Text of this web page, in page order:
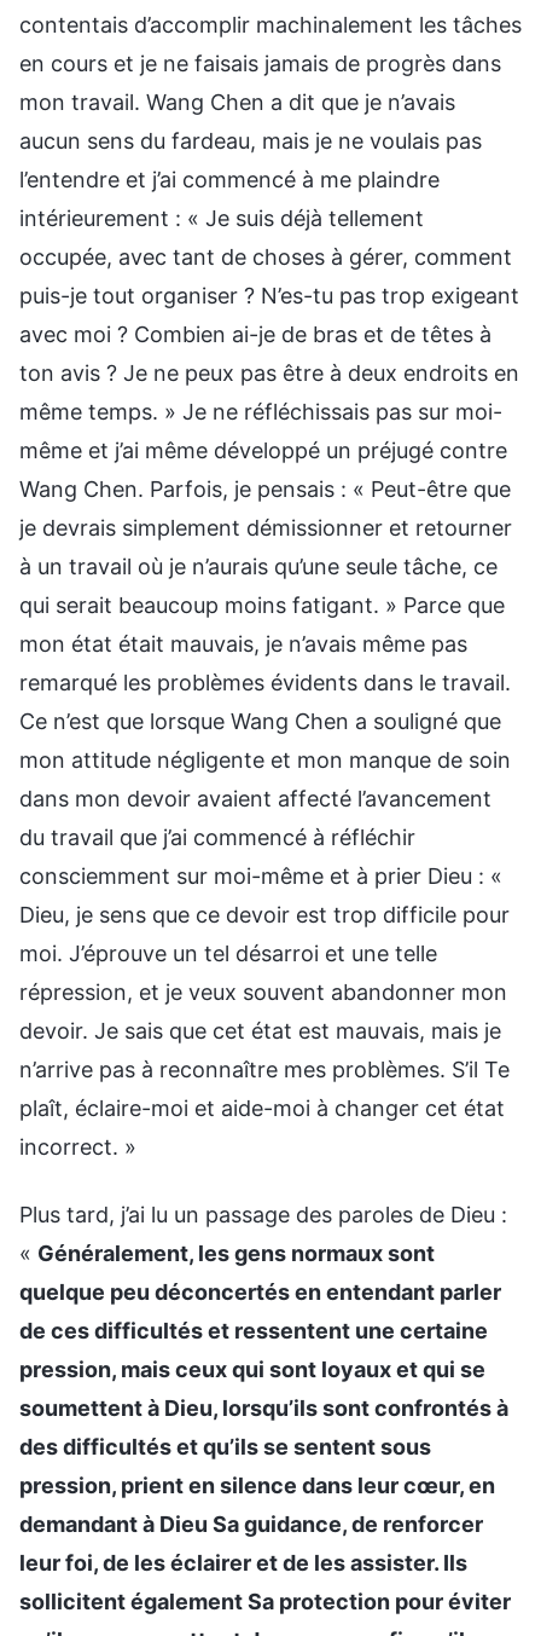
contentais d’accomplir machinalement les tâches
en cours et je ne faisais jamais de progrès dans
mon travail. Wang Chen a dit que je n’avais
aucun sens du fardeau, mais je ne voulais pas
l’entendre et j’ai commencé à me plaindre
intérieurement : « Je suis déjà tellement
occupée, avec tant de choses à gérer, comment
puis-je tout organiser ? N’es-tu pas trop exigeant
avec moi ? Combien ai-je de bras et de têtes à
ton avis ? Je ne peux pas être à deux endroits en
même temps. » Je ne réfléchissais pas sur moi-
même et j’ai même développé un préjugé contre
Wang Chen. Parfois, je pensais : « Peut-être que
je devrais simplement démissionner et retourner
à un travail où je n’aurais qu’une seule tâche, ce
qui serait beaucoup moins fatigant. » Parce que
mon état était mauvais, je n’avais même pas
remarqué les problèmes évidents dans le travail.
Ce n’est que lorsque Wang Chen a souligné que
mon attitude négligente et mon manque de soin
dans mon devoir avaient affecté l’avancement
du travail que j’ai commencé à réfléchir
consciemment sur moi-même et à prier Dieu : «
Dieu, je sens que ce devoir est trop difficile pour
moi. J’éprouve un tel désarroi et une telle
répression, et je veux souvent abandonner mon
devoir. Je sais que cet état est mauvais, mais je
n’arrive pas à reconnaître mes problèmes. S’il Te
plaît, éclaire-moi et aide-moi à changer cet état
incorrect. »
Plus tard, j’ai lu un passage des paroles de Dieu :
« Généralement, les gens normaux sont
quelque peu déconcertés en entendant parler
de ces difficultés et ressentent une certaine
pression, mais ceux qui sont loyaux et qui se
soumettent à Dieu, lorsqu’ils sont confrontés à
des difficultés et qu’ils se sentent sous
pression, prient en silence dans leur cœur, en
demandant à Dieu Sa guidance, de renforcer
leur foi, de les éclairer et de les assister. Ils
sollicitent également Sa protection pour éviter